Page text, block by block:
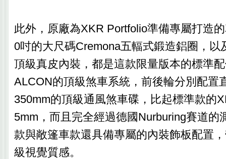
此外，原廠為XKR Portfolio準備專屬打造
0吋的大尺碼Cremona五輻式鍛造鋁圈，以
頂級真皮內裝，都是這款限量版本的標準
ALCON的頂級煞車系統，前後輪分別配置
350mm的頂級通風煞車碟，比起標準款的
5mm，而且完全經過德國Nurburing賽道的
款與敞篷車款還具備專屬的內裝飾板配置
級視覺質感。